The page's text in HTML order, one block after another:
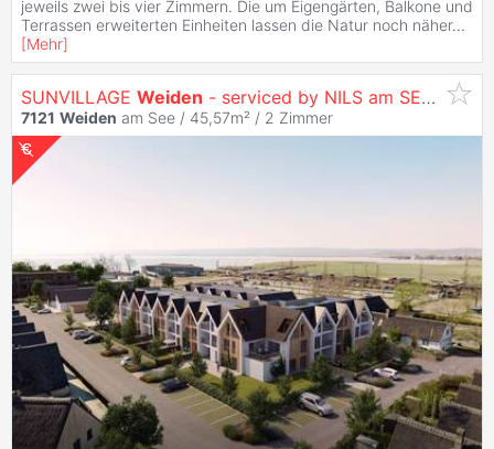
jeweils zwei bis vier Zimmern. Die um Eigengärten, Balkone und
Terrassen erweiterten Einheiten lassen die Natur noch näher...
[Mehr]
SUNVILLAGE Weiden - serviced by NILS am SEE (provisionsfrei)
7121 Weiden am See / 45,57m² / 2 Zimmer